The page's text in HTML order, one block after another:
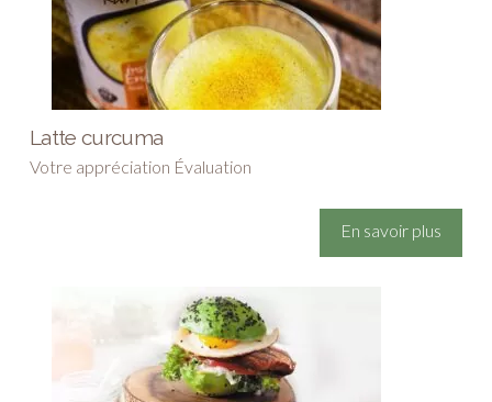
Latte curcuma
Votre appréciation Évaluation
En savoir plus